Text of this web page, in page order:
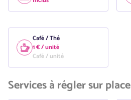
Café / Thé
1 € / unité
Café / unité
Services à régler sur place